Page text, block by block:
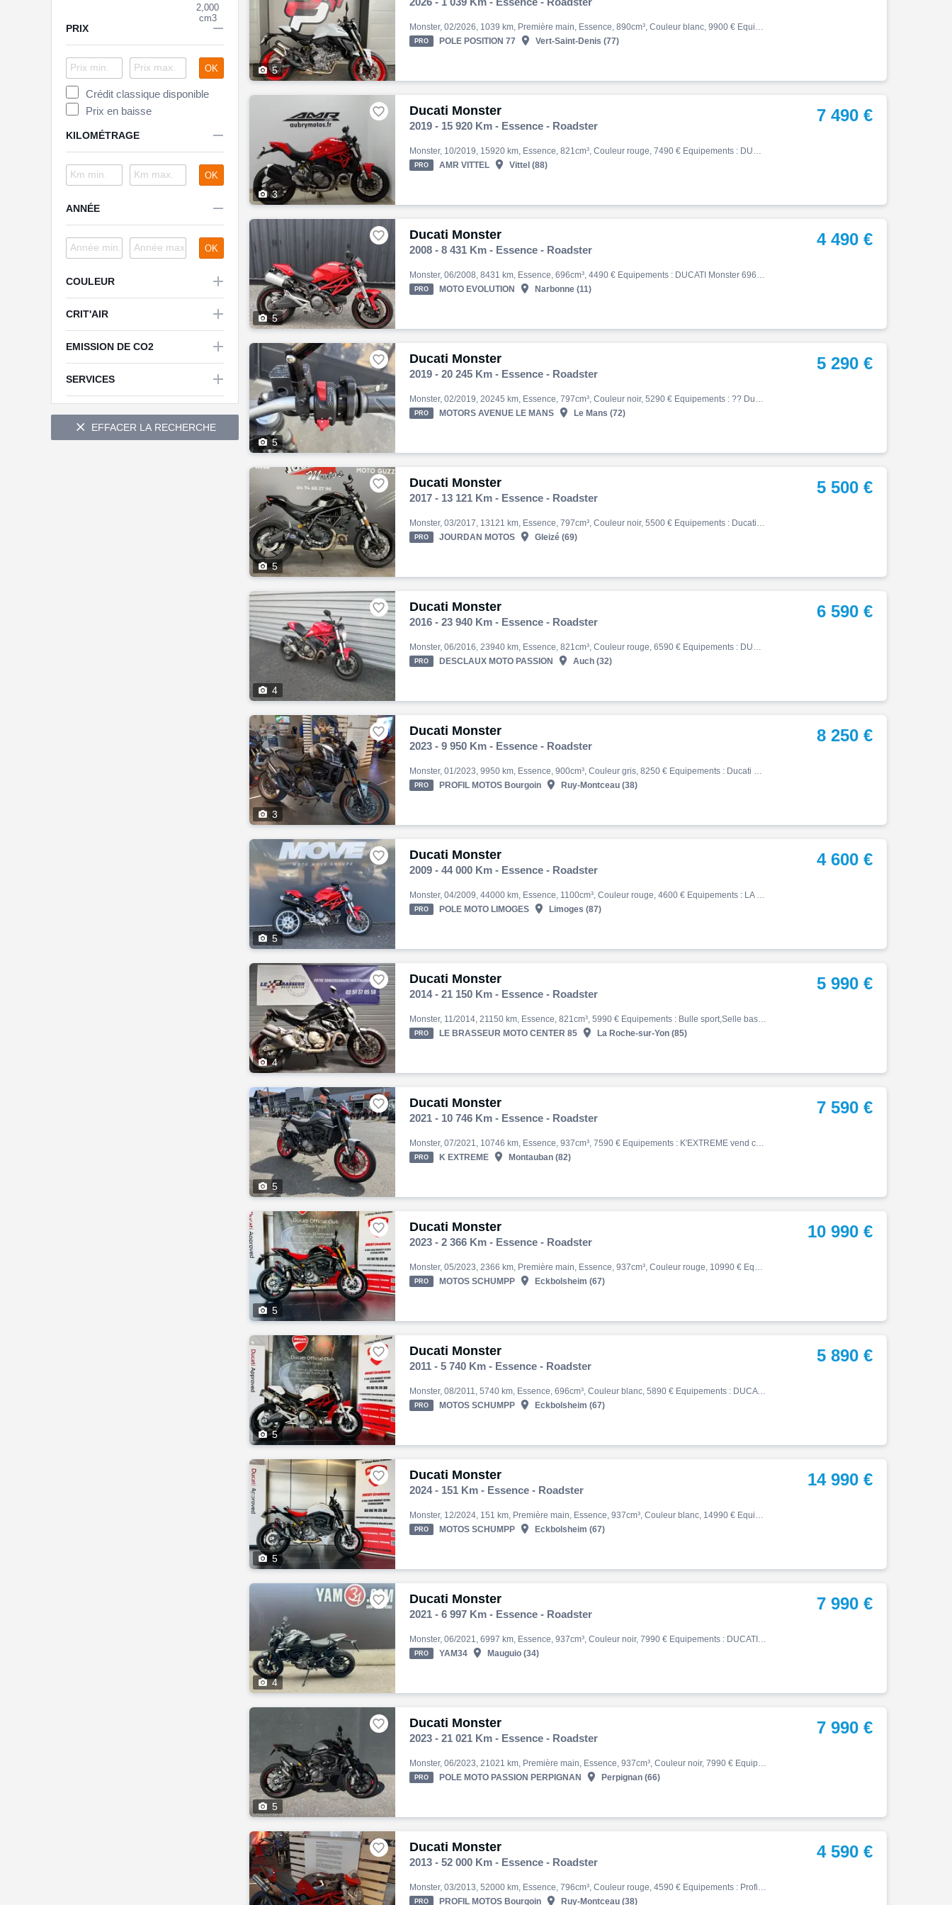
 5
Monster, 02/2026, 1039 km, Première main, Essence, 890cm³, Couleur blanc, 9900 € Equipements : MONSTER PLUS V2 EN TRES BON ETAT ET PROTEGEE VIA UN FILM PPF MOTEUR:V2 - 90°, 4 soupapes par cylindre, système de distribution variable à l'admission, refroidissement liquide CYLINDRÉE…
PRO POLE POSITION 77  Vert-Saint-Denis (77)
 3
Ducati Monster

2019 - 15 920 Km - Essence - Roadster
Monster, 10/2019, 15920 km, Essence, 821cm³, Couleur rouge, 7490 € Equipements : DUCATI MONSTER 821 EXCELLENT ETAT - COLORIS ROSSO - MOTO VERSION PERMIS A2 - ENTRETIENS REGULIERS CONCESSION DUCATI - Dernier entretien complet fait AMR Vittel 0 km, courroies distribution neuves - …
PRO AMR VITTEL  Vittel (88)
7 490 €
 5
Ducati Monster

2008 - 8 431 Km - Essence - Roadster
Monster, 06/2008, 8431 km, Essence, 696cm³, 4490 € Equipements : DUCATI Monster 696 Moto éligible au permis A2 Avec aucun frais à prévoir. Options : Support de plaque Révisions ok. pneumatiques ok. Reprise possible. ,Compatible Permis A2,Disponible à l'essai
PRO MOTO EVOLUTION  Narbonne (11)
4 490 €
 5
Ducati Monster

2019 - 20 245 Km - Essence - Roadster
Monster, 02/2019, 20245 km, Essence, 797cm³, Couleur noir, 5290 € Equipements : ?? Ducati Monster 797 ? Mise en circulation : 14/02/2019 ? Kilométrage : 20 245 km ?? Motorisation : bicylindre en L 803 cm³ ? Transmission : boîte mécanique 6 rapports ? Carburant : essence ? Équipe…
PRO MOTORS AVENUE LE MANS  Le Mans (72)
5 290 €
 5
Ducati Monster

2017 - 13 121 Km - Essence - Roadster
Monster, 03/2017, 13121 km, Essence, 797cm³, Couleur noir, 5500 € Equipements : Ducati 797 Monster - parfait etat - entretien regulier (factures + carnet d'entretien) - revision ok - controle technique ok - bridée A2. Ligne complète Termignoni (origine fournie) - capot de selle …
PRO JOURDAN MOTOS  Gleizé (69)
5 500 €
 4
Ducati Monster

2016 - 23 940 Km - Essence - Roadster
Monster, 06/2016, 23940 km, Essence, 821cm³, Couleur rouge, 6590 € Equipements : DUCATI MONSTER 821 - ABS Compatible Permis A2 - 35 KW 06-2016 - CAPOT DE SELLE - SUPPORT PLAQUE - SILENCIEUX SC PROJECT - CR-R CARBONE (non présent sur les photos) VENDUE REVISE ET GARANTIE 6 MOIS A…
PRO DESCLAUX MOTO PASSION  Auch (32)
6 590 €
 3
Ducati Monster

2023 - 9 950 Km - Essence - Roadster
Monster, 01/2023, 9950 km, Essence, 900cm³, Couleur gris, 8250 € Equipements : Ducati monster 937 aviator grey Profil motos, votre concessionnaire YAMAHA a Bourgoin vous propose : marque: Ducati modèle: Monster 937 année : 13/01/2023 kilométrage : 9960 kms coloris : Aviator grey…
PRO PROFIL MOTOS Bourgoin  Ruy-Montceau (38)
8 250 €
 5
Ducati Monster

2009 - 44 000 Km - Essence - Roadster
Monster, 04/2009, 44000 km, Essence, 1100cm³, Couleur rouge, 4600 € Equipements : LA OCNCESSION MOTO MOVE VOUS PROPOSE A LA VENTE CETTE DUCATI MONSTER 1100 ENTIEREMENT RÉVISÉE AVEC CES ÉCHAPPEMENTS TERMIGNONI ET SON ECU PERFORMANCE ÉCHAPPEMENT D'ORIGINE FOURNIS ENTRETIEN JEU AUX…
PRO POLE MOTO LIMOGES  Limoges (87)
4 600 €
 4
Ducati Monster

2014 - 21 150 Km - Essence - Roadster
Monster, 11/2014, 21150 km, Essence, 821cm³, 5990 € Equipements : Bulle sport,Selle basse,Support de plaque court ,Garantie 12 mois
PRO LE BRASSEUR MOTO CENTER 85  La Roche-sur-Yon (85)
5 990 €
 5
Ducati Monster

2021 - 10 746 Km - Essence - Roadster
Monster, 07/2021, 10746 km, Essence, 937cm³, 7590 € Equipements : K'EXTREME vend cette splendide DUCATI MONSTER 937 ! Modèle 2021 Equipement d'origine et accessoires présents sur ce modèle : - Ligne complète TERMIGNONI - Support de plaque court - Saute vent - Protection de réser…
PRO K EXTREME  Montauban (82)
7 590 €
 5
Ducati Monster

2023 - 2 366 Km - Essence - Roadster
Monster, 05/2023, 2366 km, Première main, Essence, 937cm³, Couleur rouge, 10990 € Equipements : DUCATI MONSTER SP VERSION FULL NON BRIDABLE EN A2 GARANTIE CONSTRUCTEUR : 05/2027 VERSION SP = FOURCHE ET AMORTISSEUR OHLINS + SILENCIEUX TERMIGNONI + AMORTISSEUR DE DIRECTION + ETR…
PRO MOTOS SCHUMPP  Eckbolsheim (67)
10 990 €
 5
Ducati Monster

2011 - 5 740 Km - Essence - Roadster
Monster, 08/2011, 5740 km, Essence, 696cm³, Couleur blanc, 5890 € Equipements : DUCATI MONSTER 696+ GARANTIE 12 MOIS EUROPEENNE VERSION '+' = CAPOT DE SELLE + SAUT DE VENT SILENCIEUX LEOVINCE SUPPORT DE PLAQUE RIZOMA CLIGNOTANTS LEDS DUCATI PERFORMANCE EMBOUTS DE GUIDON DUCATI…
PRO MOTOS SCHUMPP  Eckbolsheim (67)
5 890 €
 5
Ducati Monster

2024 - 151 Km - Essence - Roadster
Monster, 12/2024, 151 km, Première main, Essence, 937cm³, Couleur blanc, 14990 € Equipements : DUCATI MONSTER+ GARANTIE CONSTRUCTEUR : 12/2028 SILENCIEUX TERMIGNONI PACK SPORT = SUPPORT DE PLAQUE COURT + TRAPPE A ESSENCE LEVIERS ET EMBOUTS DE GUIDON RIZOMA SABOT MOTEUR PROTECT…
PRO MOTOS SCHUMPP  Eckbolsheim (67)
14 990 €
 4
Ducati Monster

2021 - 6 997 Km - Essence - Roadster
Monster, 06/2021, 6997 km, Essence, 937cm³, Couleur noir, 7990 € Equipements : DUCATI MONSTER DARK 937 MISE EN CIRCUALTION LE97 KMS LIGNE TERMIGNONI + ORIGIN FOURNIE CARTER EMBRAYAGE + ORIGINE Visible chez YAM34 Ouest, votre concessionnaire motos, scooters Yamaha Zone du Rieucou…
PRO YAM34  Mauguio (34)
7 990 €
 5
Ducati Monster

2023 - 21 021 Km - Essence - Roadster
Monster, 06/2023, 21021 km, Première main, Essence, 937cm³, Couleur noir, 7990 € Equipements : MOTO EN TRES BON ETAT PARFAITEMENT ENTRETENUE DANS NOTRE CONCESSION CONSOMMABLES ET SUIVI OK DECATALYSEUR + CATALYSEUR ORIGINE FOURNI SUPPORT DE PLAQUE COURT LISERETS DE JANTES PROTECT…
PRO POLE MOTO PASSION PERPIGNAN  Perpignan (66)
7 990 €
Ducati Monster

2013 - 52 000 Km - Essence - Roadster
Monster, 03/2013, 52000 km, Essence, 796cm³, Couleur rouge, 4590 € Equipements : Profil motos, votre concessionnaire YAMAHA a Bourgoin vous propose : marque: Ducati modèle: Mostro 796 année : 15/03/2013 kilométrage : 52000 kms coloris : noir et grise - Service courroie cranté ef…
PRO PROFIL MOTOS Bourgoin  Ruy-Montceau (38)
4 590 €
2,000
cm3
PRIX 
OK
Crédit classique disponible
Prix en baisse
KILOMÉTRAGE 
OK
ANNÉE 
OK
COULEUR 
CRIT'AIR 
EMISSION DE CO2 
SERVICES 

 EFFACER LA RECHERCHE